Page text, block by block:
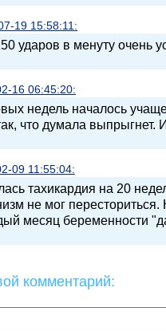
19 15:58:11:
ударов в менуту очень
16 06:45:20:
недель началось
что думала выпрыгнет.
09 11:55:04:
тахикардия на 20
не мог
месяц беременности
комментарий: